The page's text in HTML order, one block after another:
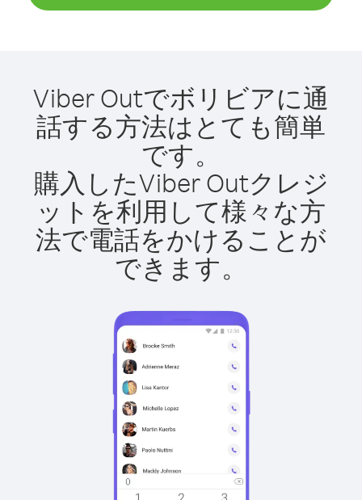
Viber Outでボリビアに通
話する方法はとても簡単
です。
購入したViber Outクレジ
ットを利用して様々な方
法で電話をかけることが
できます。